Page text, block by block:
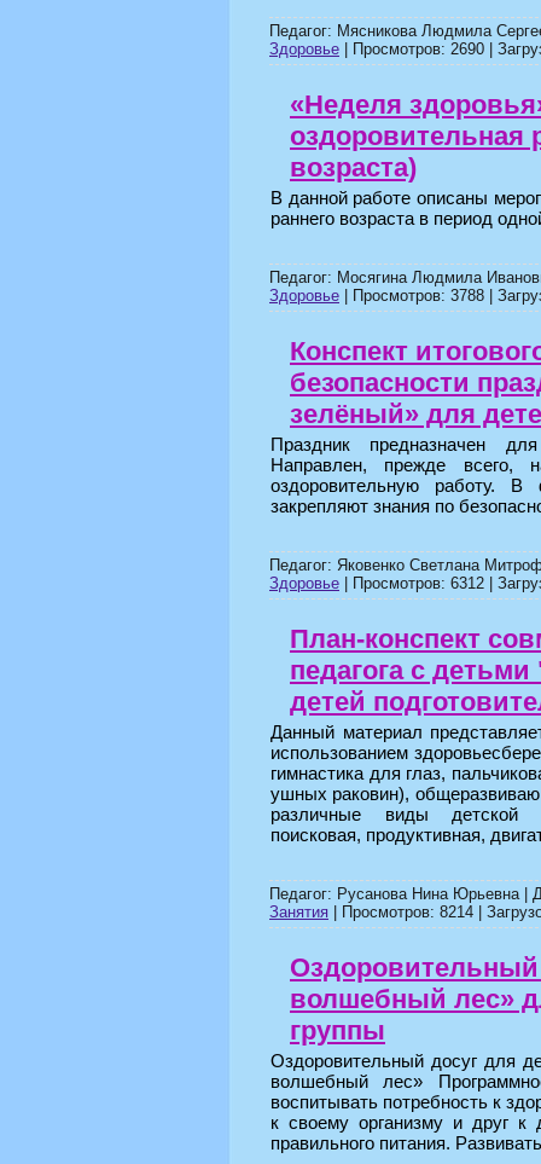
Педагог: Мясникова Людмила
Здоровье | Просмотров: 2690 |
«Неделя
оздоровительная
возраста)
В данной работе описаны
раннего возраста в период
Педагог: Мосягина Людмила
Здоровье | Просмотров: 3788 |
Конспект
безопасности
зелёный» для
Праздник предназначен
Направлен, прежде всего,
оздоровительную работу. В
закрепляют знания по
Педагог: Яковенко Светлана
Здоровье | Просмотров: 6312 |
План-конспект
педагога с
детей
Данный материал
использованием
гимнастика для глаз,
ушных раковин),
различные виды детской
поисковая, продуктивная,
Педагог: Русанова Нина Юрьевна |
Занятия | Просмотров: 8214 |
Оздоровительный
волшебный лес»
группы
Оздоровительный досуг для
волшебный лес»
воспитывать потребность к
к своему организму и друг к
правильного питания.